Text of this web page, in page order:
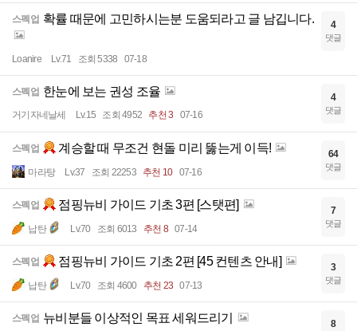
스펙업 확률 때문에 고민하시는분 도움되라고 글 남깁니다.
Loanire Lv.71 조회 5338 07-18
4
댓글
스펙업 한눈에 보는 권성 조율
거기자네날세 Lv.15 조회 4952 추천 3 07-16
4
댓글
스펙업 계승할 때 무조건 현돌 미리 뚫는게 이득!
마라탕 Lv.37 조회 22253 추천 10 07-16
64
댓글
스펙업 점핑뉴비 가이드 기초 3편 [스탯편]
납탄 Lv.70 조회 6013 추천 8 07-14
7
댓글
스펙업 점핑뉴비 가이드 기초 2편 [45 컨텐츠 안내]
납탄 Lv.70 조회 4600 추천 23 07-13
3
댓글
스펙업 뉴비분들 이상적인 목표 세워드리기 8